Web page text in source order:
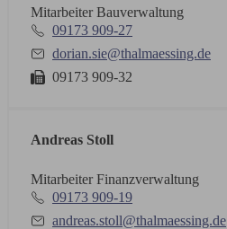
Mitarbeiter Bauverwaltung
09173 909-27
dorian.sie@thalmaessing.de
09173 909-32
Andreas Stoll
Mitarbeiter Finanzverwaltung
09173 909-19
andreas.stoll@thalmaessing.de